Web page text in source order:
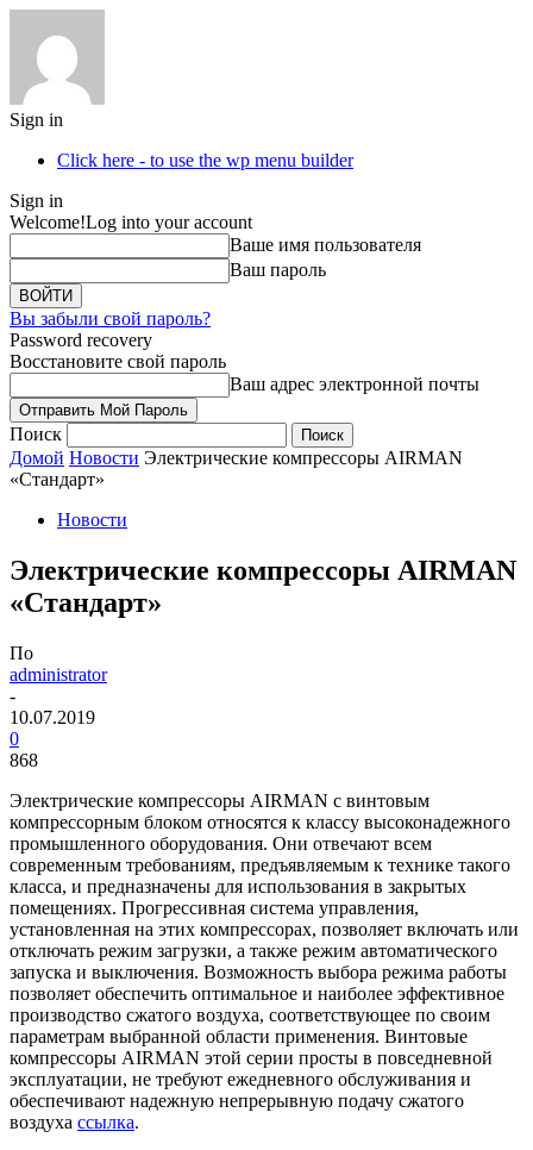
Sign in
Click here - to use the wp menu builder
Sign in
Welcome!Log into your account
Ваше имя пользователя
Ваш пароль
Вы забыли свой пароль?
Password recovery
Восстановите свой пароль
Ваш адрес электронной почты
Поиск
Домой Новости Электрические компрессоры AIRMAN
«Стандарт»
Новости
Электрические компрессоры AIRMAN
«Стандарт»
По
administrator
-
10.07.2019
0
868
Электрические компрессоры AIRMAN с винтовым
компрессорным блоком относятся к классу высоконадежного
промышленного оборудования. Они отвечают всем
современным требованиям, предъявляемым к технике такого
класса, и предназначены для использования в закрытых
помещениях. Прогрессивная система управления,
установленная на этих компрессорах, позволяет включать или
отключать режим загрузки, а также режим автоматического
запуска и выключения. Возможность выбора режима работы
позволяет обеспечить оптимальное и наиболее эффективное
производство сжатого воздуха, соответствующее по своим
параметрам выбранной области применения. Винтовые
компрессоры AIRMAN этой серии просты в повседневной
эксплуатации, не требуют ежедневного обслуживания и
обеспечивают надежную непрерывную подачу сжатого
воздуха ссылка.